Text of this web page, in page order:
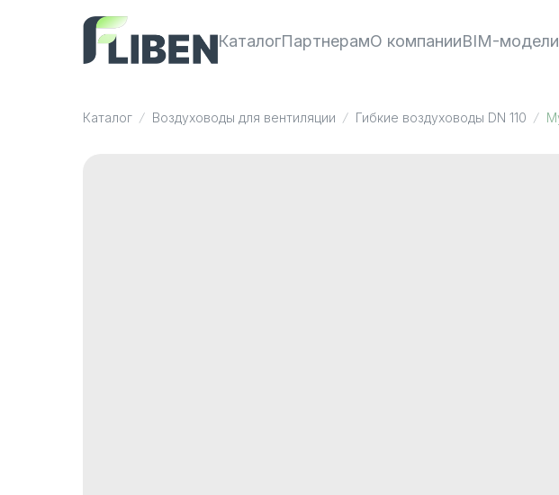
КаталогПартнерамО компанииBIM-модели
Каталог Воздуховоды для вентиляции Гибкие воздуховоды DN 110